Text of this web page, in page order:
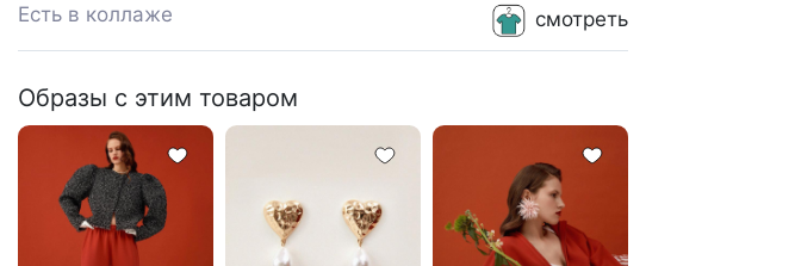
смотреть
Есть в коллаже
Образы с этим товаром